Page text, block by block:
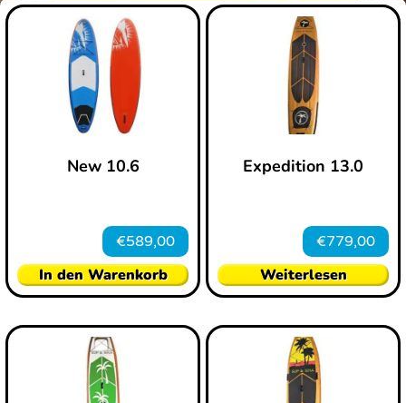
New 10.6
€589,00
In den Warenkorb
Expedition 13.0
€779,00
Weiterlesen